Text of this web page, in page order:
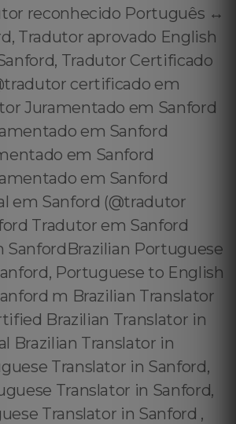
reconhecido Português ↔️
Tradutor aprovado English
Tradutor Certificado
certificado em
Juramentado em Sanford
em Sanford
em Sanford
em Sanford
em Sanford (@tradutor
Tradutor em Sanford
SanfordBrazilian Portuguese
Portuguese to English
m Brazilian Translator
Brazilian Translator in
Brazilian Translator in
Translator in Sanford,
Translator in Sanford,
Translator in Sanford ,